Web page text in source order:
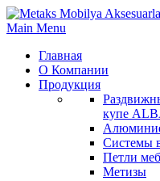
Main Menu
Главная
О Компании
Продукция
купе
Системы
Петли
Метизы